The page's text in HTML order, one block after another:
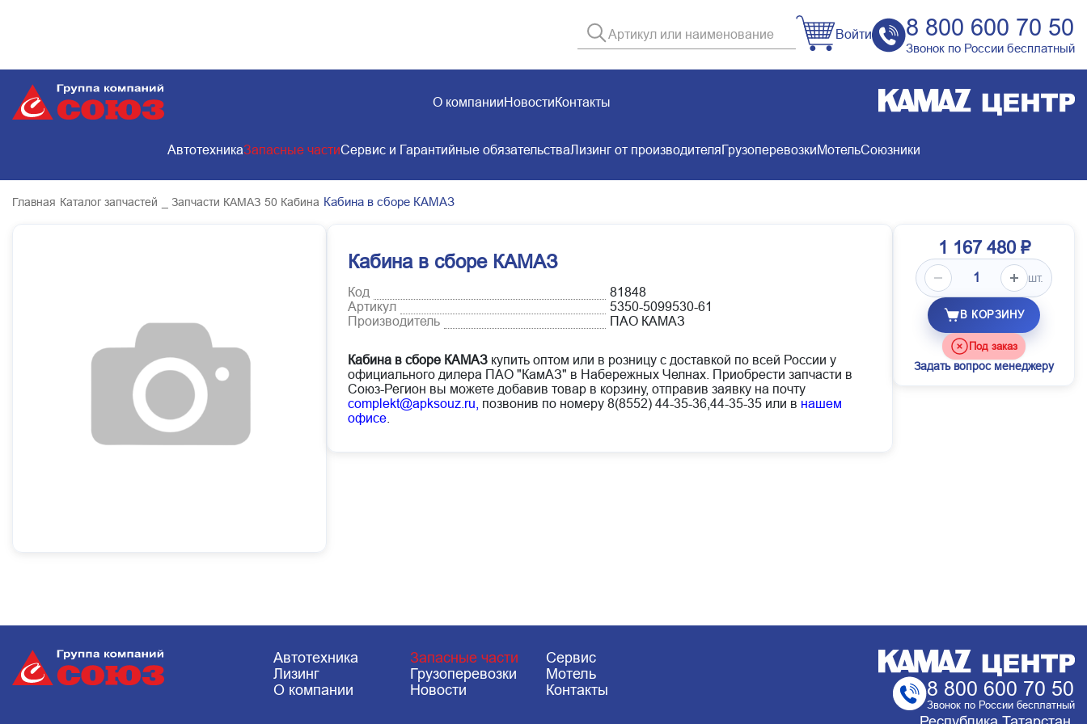
Войти 8 800 600 70 50
Звонок по России бесплатный
О компанииНовостиКонтакты
АвтотехникаЗапасные частиСервис и Гарантийные обязательстваЛизинг от производителяГрузоперевозкиМотельСоюзники
Главная Каталог запчастей _ Запчасти КАМАЗ 50 Кабина Кабина в сборе КАМАЗ
Кабина в сборе КАМАЗ
Код
81848
Артикул
5350-5099530-61
Производитель
ПАО КАМАЗ
Кабина в сборе КАМАЗ купить оптом или в розницу с доставкой по всей России у
официального дилера ПАО "КамАЗ" в Набережных Челнах. Приобрести запчасти в
Союз-Регион вы можете добавив товар в корзину, отправив заявку на почту
complekt@apksouz.ru, позвонив по номеру 8(8552) 44-35-36,44-35-35 или в нашем
офисе
1 167 480 ₽
шт.
В КОРЗИНУ
Под заказ
Задать вопрос менеджеру
Автотехника Запасные части
Сервис
Лизинг
Грузоперевозки
Мотель
О компании
Новости Контакты 8 800 600 70 50
Звонок по России бесплатный